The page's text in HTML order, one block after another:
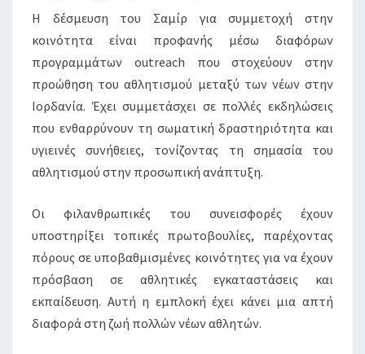
Η δέσμευση του Σαμίρ για συμμετοχή στην
κοινότητα είναι προφανής μέσω διαφόρων
προγραμμάτων outreach που στοχεύουν στην
προώθηση του αθλητισμού μεταξύ των νέων στην
Ιορδανία. Έχει συμμετάσχει σε πολλές εκδηλώσεις
που ενθαρρύνουν τη σωματική δραστηριότητα και
υγιεινές συνήθειες, τονίζοντας τη σημασία του
αθλητισμού στην προσωπική ανάπτυξη.
Οι φιλανθρωπικές του συνεισφορές έχουν
υποστηρίξει τοπικές πρωτοβουλίες, παρέχοντας
πόρους σε υποβαθμισμένες κοινότητες για να έχουν
πρόσβαση σε αθλητικές εγκαταστάσεις και
εκπαίδευση. Αυτή η εμπλοκή έχει κάνει μια απτή
διαφορά στη ζωή πολλών νέων αθλητών.